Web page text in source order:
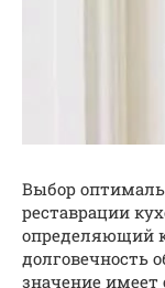
Выбор
реставрации
определяющий
долговечность
значение имеет